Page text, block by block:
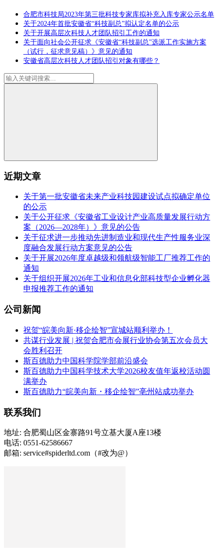
合肥市科技局2023年第三批科技专家库拟补充入库专家公示名单
关于2024年首批安徽省“科技副总”拟认定名单的公示
关于开展高层次科技人才团队招引工作的通知
关于面向社会公开征求《安徽省“科技副总”选派工作实施方案
（试行，征求意见稿）》意见的通知
安徽省高层次科技人才团队招引对象有哪些？
近期文章
关于第一批安徽省未来产业科技园建设试点拟确定单位
的公示
关于公开征求《安徽省工业设计产业高质量发展行动方
案（2026—2028年）》意见的公告
关于征求进一步推动先进制造业和现代生产性服务业深
度融合发展行动方案意见的公告
关于开展2026年度卓越级和领航级智能工厂推荐工作的
通知
关于组织开展2026年工业和信息化部科技型企业孵化器
申报推荐工作的通知
公司新闻
祝贺“皖美向新·移企绘智”宣城站顺利举办！
共谋行业发展 | 祝贺合肥市会展行业协会第五次会员大
会胜利召开
斯百德助力中国科学院学部前沿盛会
斯百德助力中国科学技术大学2026校友值年返校活动圆
满举办
斯百德助力“皖美向新・移企绘智”亳州站成功举办
联系我们
地址: 合肥蜀山区金寨路91号立基大厦A座13楼
电话: 0551-62586667
邮箱: service#spiderltd.com（#改为@）